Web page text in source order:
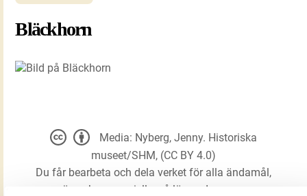
Bläckhorn
Media: Nyberg, Jenny. Historiska
museet/SHM, (CC BY 4.0)
Du får bearbeta och dela verket för alla ändamål,
även kommersiella, så länge du anger